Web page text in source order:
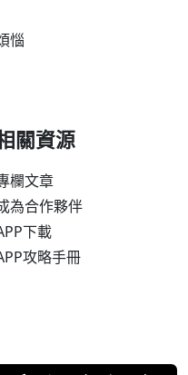
惱
關資源
欄文章
為合作夥伴
下載
攻略手冊